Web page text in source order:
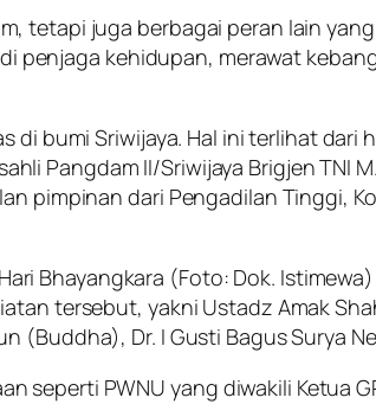
tetapi juga berbagai peran lain
penjaga kehidupan, merawat
bumi Sriwijaya. Hal ini terlihat dari
Pangdam II/Sriwijaya Brigjen TNI
pimpinan dari Pengadilan Tinggi,
Bhayangkara (Foto: Dok. Istimewa)
tersebut, yakni Ustadz Amak
(Buddha), Dr. I Gusti Bagus Surya
seperti PWNU yang diwakili Ketua